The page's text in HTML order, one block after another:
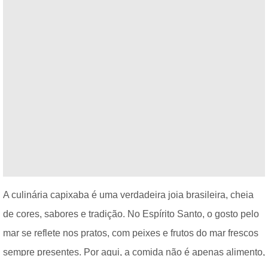
A culinária capixaba é uma verdadeira joia brasileira, cheia
de cores, sabores e tradição. No Espírito Santo, o gosto pelo
mar se reflete nos pratos, com peixes e frutos do mar frescos
sempre presentes. Por aqui, a comida não é apenas alimento,